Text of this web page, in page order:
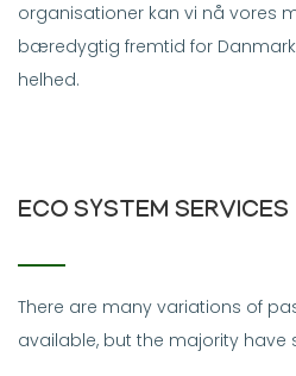
organisationer kan vi nå vores
bæredygtig fremtid for
helhed.
ECO SYSTEM SERVICES
There are many variations of
available, but the majority have